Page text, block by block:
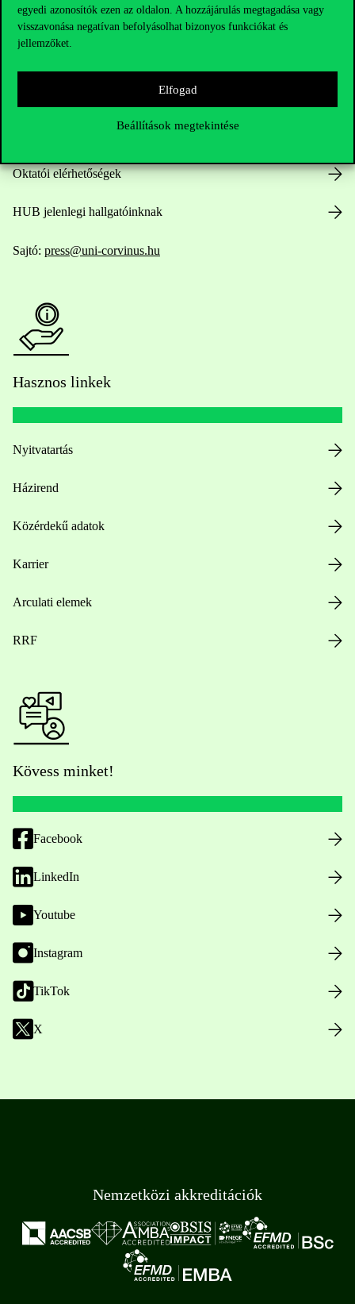
egyedi azonosítók ezen az oldalon. A hozzájárulás megtagadása vagy
visszavonása negatívan befolyásolhat bizonyos funkciókat és
jellemzőket.
Elfogad
Beállítások megtekintése
Elérhetőségek
+36 1 482 5000
Kérdésed van a felvételivel kapcsolatban?
Oktatói elérhetőségek
HUB jelenlegi hallgatóinknak
Sajtó: press@uni-corvinus.hu
Hasznos linkek
Nyitvatartás
Házirend
Közérdekű adatok
Karrier
Arculati elemek
RRF
Kövess minket!
Facebook
LinkedIn
Youtube
Instagram
TikTok
X
Nemzetközi akkreditációk